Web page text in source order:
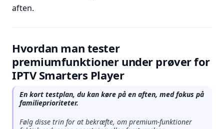
aften.
Hvordan man tester
premiumfunktioner under prøver for
IPTV Smarters Player
En kort testplan, du kan køre på en aften, med fokus på
familieprioriteter.
Følg disse trin for at bekræfte, om premium-funktioner